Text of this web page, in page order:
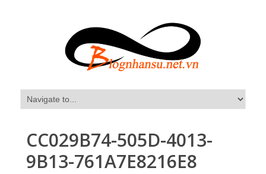
CC029B74-505D-4013-
9B13-761A7E8216E8